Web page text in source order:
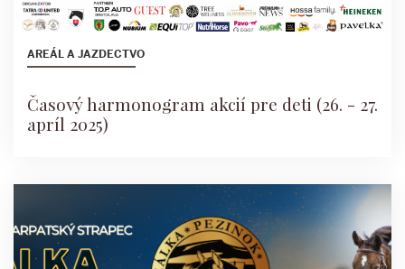
AREÁL A JAZDECTVO
Časový harmonogram akcií pre deti (26. - 27.
apríl 2025)